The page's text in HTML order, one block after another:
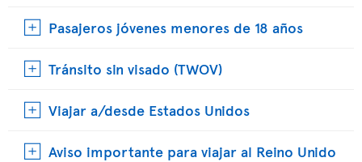
Pasajeros jóvenes menores de 18 años
Tránsito sin visado (TWOV)
Viajar a/desde Estados Unidos
Aviso importante para viajar al Reino Unido